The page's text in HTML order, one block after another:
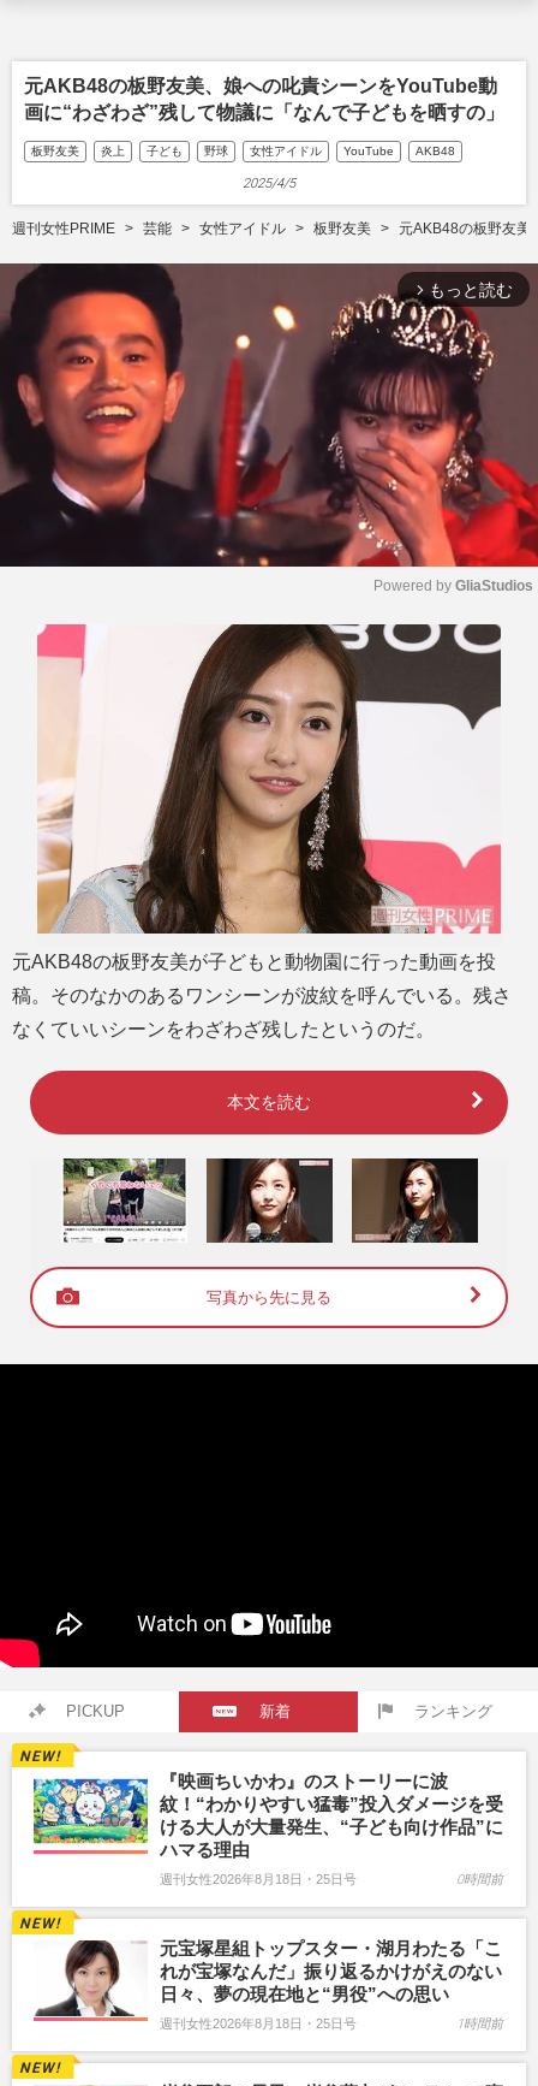
元AKB48の板野友美、娘への叱責シーンをYouTube動
画に“わざわざ”残して物議に「なんで子どもを晒すの」
板野友美 炎上 子ども 野球 女性アイドル YouTube AKB48
2025/4/5
週刊女性PRIME 芸能 女性アイドル 板野友美 元AKB48の板野友美
arrow_forward_ios もっと読む
M
e
Powered by GliaStudios
元AKB48の板野友美が子どもと動物園に行った動画を投
稿。そのなかのあるワンシーンが波紋を呼んでいる。残さ
なくていいシーンをわざわざ残したというのだ。
本文を読む
写真から先に見る
PICKUP 新着 ランキング
『映画ちいかわ』のストーリーに波
紋！“わかりやすい猛毒”投入ダメージを受
ける大人が大量発生、“子ども向け作品”に
ハマる理由
週刊女性2026年8月18日・25日号 0時間前
元宝塚星組トップスター・湖月わたる「こ
れが宝塚なんだ」振り返るかけがえのない
日々、夢の現在地と“男役”への思い
週刊女性2026年8月18日・25日号 1時間前